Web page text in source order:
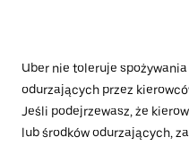
Uber nie toleruje
odurzających przez
Jeśli podejrzewasz, że
lub środków odurzających,